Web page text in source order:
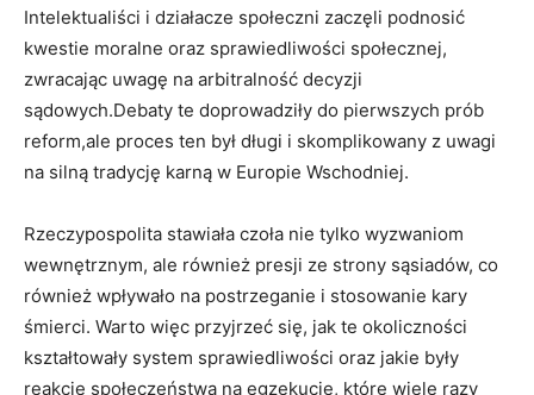
Intelektualiści i działacze społeczni zaczęli podnosić
kwestie moralne oraz sprawiedliwości społecznej,
zwracając uwagę na arbitralność decyzji
sądowych.Debaty te doprowadziły do pierwszych prób
reform,ale proces ten był długi i skomplikowany z uwagi
na silną tradycję karną w Europie Wschodniej.
Rzeczypospolita stawiała czoła nie tylko wyzwaniom
wewnętrznym, ale również presji ze strony sąsiadów, co
również wpływało na postrzeganie i stosowanie kary
śmierci. Warto więc przyjrzeć się, jak te okoliczności
kształtowały system sprawiedliwości oraz jakie były
reakcje społeczeństwa na egzekucje, które wiele razy